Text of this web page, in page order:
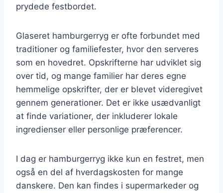
prydede festbordet.
Glaseret hamburgerryg er ofte forbundet med
traditioner og familiefester, hvor den serveres
som en hovedret. Opskrifterne har udviklet sig
over tid, og mange familier har deres egne
hemmelige opskrifter, der er blevet videregivet
gennem generationer. Det er ikke usædvanligt
at finde variationer, der inkluderer lokale
ingredienser eller personlige præferencer.
I dag er hamburgerryg ikke kun en festret, men
også en del af hverdagskosten for mange
danskere. Den kan findes i supermarkeder og